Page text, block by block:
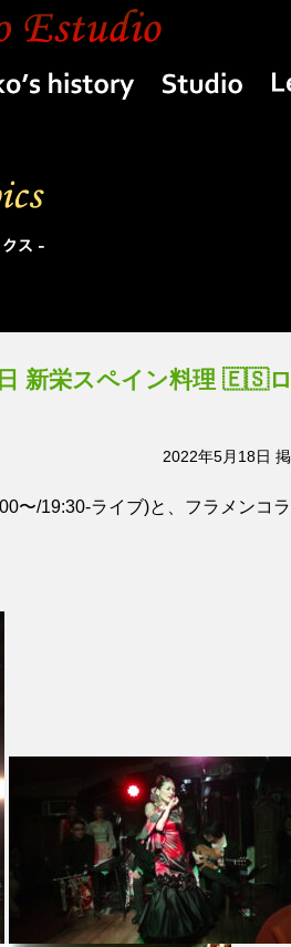
新栄スペイン料理 🇪🇸
2022年5月18日
〜/19:30-ライブ)と、フラメンコラ